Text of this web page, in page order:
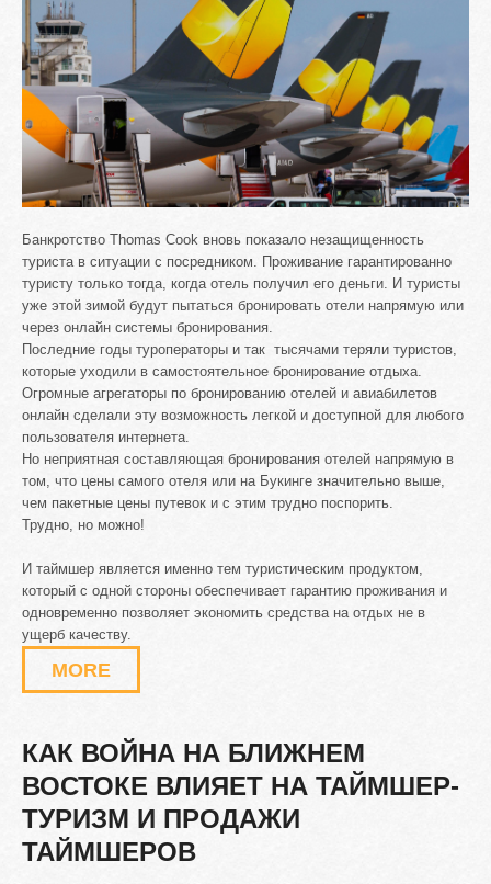
Банкротство Thomas Cook вновь показало незащищенность
туриста в ситуации с посредником. Проживание гарантированно
туристу только тогда, когда отель получил его деньги. И туристы
уже этой зимой будут пытаться бронировать отели напрямую или
через онлайн системы бронирования.
Последние годы туроператоры и так тысячами теряли туристов,
которые уходили в самостоятельное бронирование отдыха.
Огромные агрегаторы по бронированию отелей и авиабилетов
онлайн сделали эту возможность легкой и доступной для любого
пользователя интернета.
Но неприятная составляющая бронирования отелей напрямую в
том, что цены самого отеля или на Букинге значительно выше,
чем пакетные цены путевок и с этим трудно поспорить.
Трудно, но можно!
И таймшер является именно тем туристическим продуктом,
который с одной стороны обеспечивает гарантию проживания и
одновременно позволяет экономить средства на отдых не в
ущерб качеству.
MORE
КАК ВОЙНА НА БЛИЖНЕМ
ВОСТОКЕ ВЛИЯЕТ НА ТАЙМШЕР-
ТУРИЗМ И ПРОДАЖИ
ТАЙМШЕРОВ